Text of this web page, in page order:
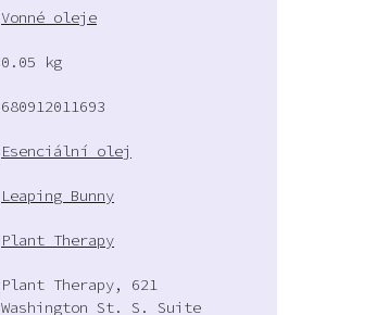
Vonné oleje
0.05 kg
680912011693
Esenciální olej
Leaping Bunny
Plant Therapy
Plant Therapy, 621
Washington St. S. Suite